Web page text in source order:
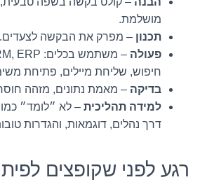
מושלמת.
תכנון – מפרק את הבקשה לצעדים.
פעולה
חיפוש, שליחת מיילים, פתיחת
בדיקה – מאמת נתונים, מזהה
למידה תהליכית – לא ״לומד״
דרך נהלים, דוגמאות, והגדרות
רגע לפני שקופצים